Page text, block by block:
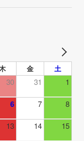
金 土
30 31 1
6 7 8
13 14 15